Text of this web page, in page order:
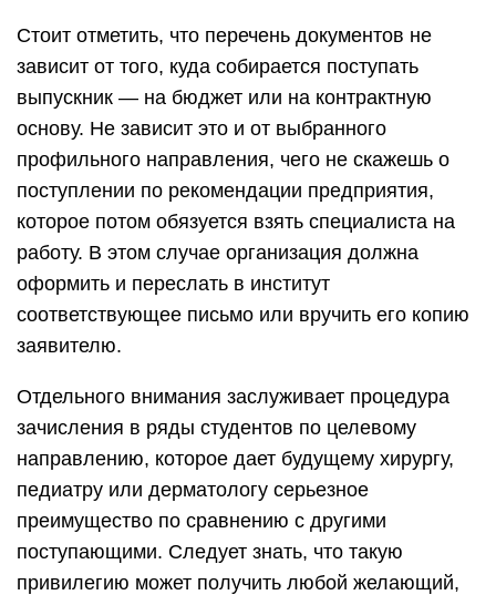
Стоит отметить, что перечень документов не
зависит от того, куда собирается поступать
выпускник — на бюджет или на контрактную
основу. Не зависит это и от выбранного
профильного направления, чего не скажешь о
поступлении по рекомендации предприятия,
которое потом обязуется взять специалиста на
работу. В этом случае организация должна
оформить и переслать в институт
соответствующее письмо или вручить его копию
заявителю.
Отдельного внимания заслуживает процедура
зачисления в ряды студентов по целевому
направлению, которое дает будущему хирургу,
педиатру или дерматологу серьезное
преимущество по сравнению с другими
поступающими. Следует знать, что такую
привилегию может получить любой желающий,